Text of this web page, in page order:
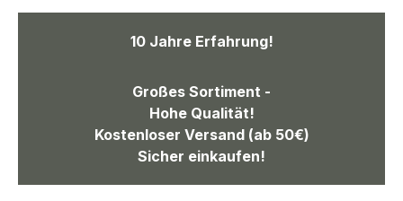
10 Jahre Erfahrung!
Großes Sortiment -
Hohe Qualität!
Kostenloser Versand (ab 50€)
Sicher einkaufen!